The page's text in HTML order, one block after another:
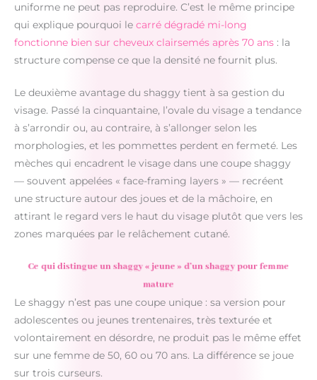
uniforme ne peut pas reproduire. C’est le même principe
qui explique pourquoi le carré dégradé mi-long
fonctionne bien sur cheveux clairsemés après 70 ans : la
structure compense ce que la densité ne fournit plus.
Le deuxième avantage du shaggy tient à sa gestion du
visage. Passé la cinquantaine, l’ovale du visage a tendance
à s’arrondir ou, au contraire, à s’allonger selon les
morphologies, et les pommettes perdent en fermeté. Les
mèches qui encadrent le visage dans une coupe shaggy
— souvent appelées « face-framing layers » — recréent
une structure autour des joues et de la mâchoire, en
attirant le regard vers le haut du visage plutôt que vers les
zones marquées par le relâchement cutané.
Ce qui distingue un shaggy « jeune » d’un shaggy pour femme
mature
Le shaggy n’est pas une coupe unique : sa version pour
adolescentes ou jeunes trentenaires, très texturée et
volontairement en désordre, ne produit pas le même effet
sur une femme de 50, 60 ou 70 ans. La différence se joue
sur trois curseurs.